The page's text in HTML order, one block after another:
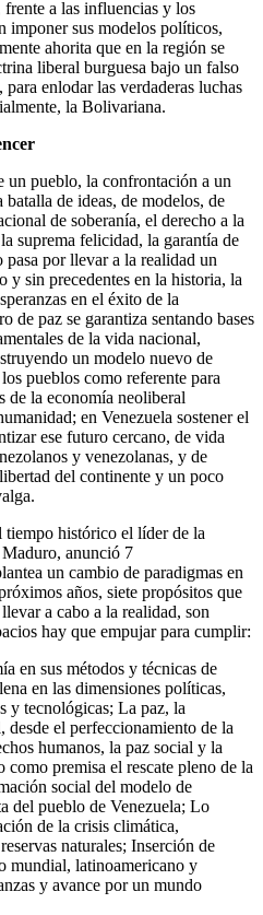
a las influencias y los
imponer sus modelos políticos,
ahorita que en la región se
liberal burguesa bajo un falso
enlodar las verdaderas luchas
la Bolivariana.
un pueblo, la confrontación a un
de ideas, de modelos, de
de soberanía, el derecho a la
suprema felicidad, la garantía de
por llevar a la realidad un
sin precedentes en la historia, la
en el éxito de la
paz se garantiza sentando bases
de la vida nacional,
un modelo nuevo de
pueblos como referente para
de la economía neoliberal
en Venezuela sostener el
ese futuro cercano, de vida
y venezolanas, y de
del continente y un poco
tiempo histórico el líder de la
anunció 7
un cambio de paradigmas en
años, siete propósitos que
a cabo a la realidad, son
hay que empujar para cumplir:
en sus métodos y técnicas de
en las dimensiones políticas,
y tecnológicas; La paz, la
el perfeccionamiento de la
humanos, la paz social y la
como premisa el rescate pleno de la
social del modelo de
del pueblo de Venezuela; Lo
de la crisis climática,
naturales; Inserción de
mundial, latinoamericano y
y avance por un mundo